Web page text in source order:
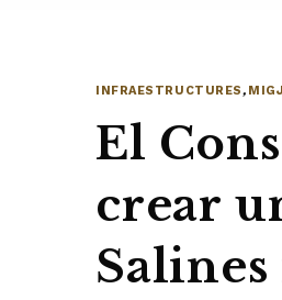
INFRAESTRUCTURES,
El
crear